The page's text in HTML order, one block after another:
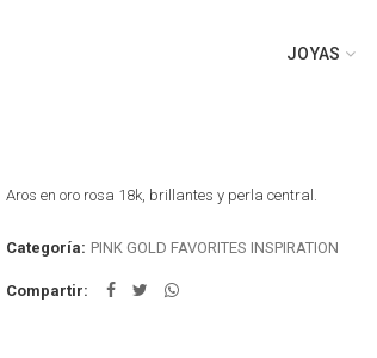
JOYAS
Aros en oro rosa 18k, brillantes y perla central.
Categoría: PINK GOLD FAVORITES INSPIRATION
Compartir